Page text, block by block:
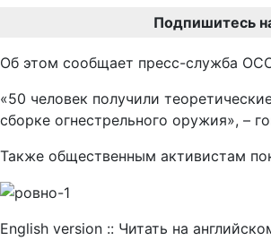
Подпишитесь
Об этом сообщает пресс-служба
«50 человек получили
сборке огнестрельного оружия», –
Также общественным активистам
English version :: Читать на